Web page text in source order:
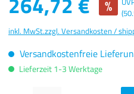
%
inkl. MwSt.zzgl. Versandkosten /
Versandkostenfreie
Lieferzeit 1-3 Werktage
Produkt Anzahl: Gib den gewünschten